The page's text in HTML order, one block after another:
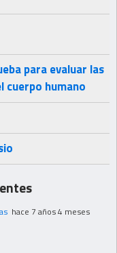
para evaluar las
cuerpo humano
hace 7 años 4 meses